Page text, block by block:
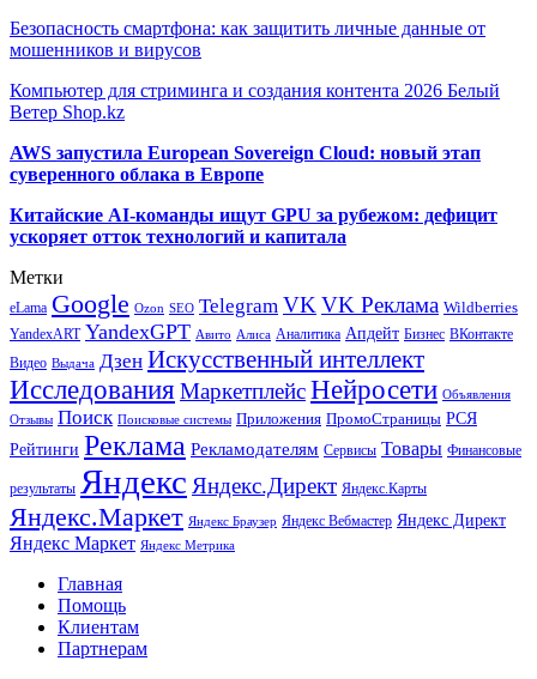
Безопасность смартфона: как защитить личные данные от
мошенников и вирусов
Компьютер для стриминга и создания контента 2026 Белый
Ветер Shop.kz
AWS запустила European Sovereign Cloud: новый этап
суверенного облака в Европе
Китайские AI-команды ищут GPU за рубежом: дефицит
ускоряет отток технологий и капитала
Метки
eLama Google Ozon SEO Telegram VKVK Реклама Wildberries
YandexART YandexGPT Авито Алиса Аналитика Апдейт Бизнес ВКонтакте
Видео Выдача Дзен Искусственный интеллект
Исследования МаркетплейсНейросети Объявления
Отзывы Поиск Поисковые системы Приложения ПромоСтраницы РСЯ
Рейтинги Реклама Рекламодателям Сервисы Товары Финансовые
результаты Яндекс Яндекс.Директ Яндекс.Карты
Яндекс.Маркет Яндекс Браузер Яндекс Вебмастер Яндекс Директ
Яндекс Маркет Яндекс Метрика
Главная
Помощь
Клиентам
Партнерам